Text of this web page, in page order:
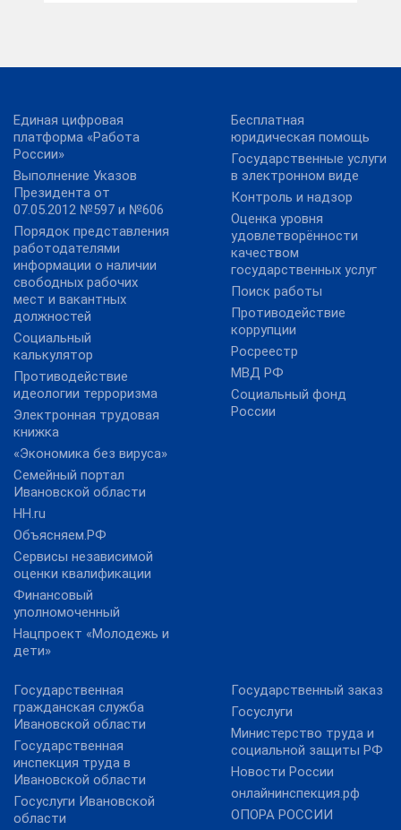
Единая цифровая
платформа «Работа
России»
Выполнение Указов
Президента от
07.05.2012 №597 и №606
Порядок представления
работодателями
информации о наличии
свободных рабочих
мест и вакантных
должностей
Социальный
калькулятор
Противодействие
идеологии терроризма
Электронная трудовая
книжка
«Экономика без вируса»
Семейный портал
Ивановской области
HH.ru
Объясняем.РФ
Сервисы независимой
оценки квалификации
Финансовый
уполномоченный
Нацпроект «Молодежь и
дети»
Бесплатная
юридическая помощь
Государственные услуги
в электронном виде
Контроль и надзор
Оценка уровня
удовлетворённости
качеством
государственных услуг
Поиск работы
Противодействие
коррупции
Росреестр
МВД РФ
Социальный фонд
России
Государственная
гражданская служба
Ивановской области
Государственная
инспекция труда в
Ивановской области
Госуслуги Ивановской
области
Государственный заказ
Госуслуги
Министерство труда и
социальной защиты РФ
Новости России
онлайнинспекция.рф
ОПОРА РОССИИ